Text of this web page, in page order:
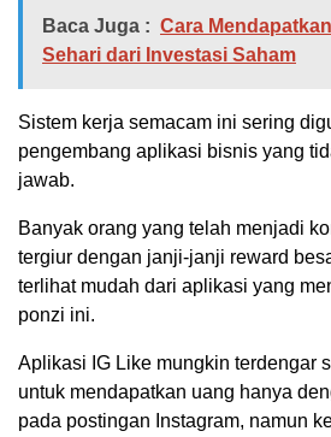
Baca Juga : Cara
Sehari dari Investasi Saham
Sistem kerja semacam ini sering
pengembang aplikasi bisnis yang
jawab.
Banyak orang yang telah menjadi
tergiur dengan janji-janji reward
terlihat mudah dari aplikasi yang
ponzi ini.
Aplikasi IG Like mungkin terdengar
untuk mendapatkan uang hanya
pada postingan Instagram, namun